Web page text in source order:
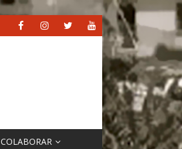
COLABORAR